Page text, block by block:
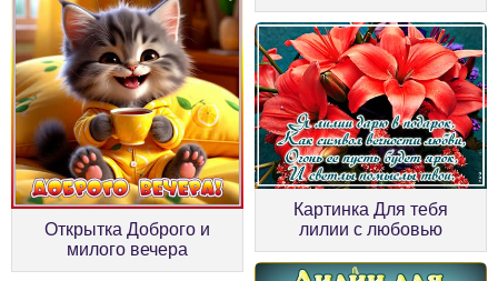
Открытка Доброго и
милого вечера
Картинка Для тебя
лилии с любовью